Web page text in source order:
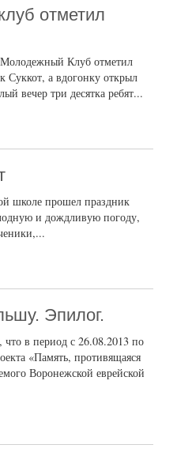
отметил
Молодежный Клуб отметил
Суккот, а вдогонку открыл
вечер три десятка ребят...
школе прошел праздник
и дождливую погоду,
Эпилог.
что в период с 26.08.2013 по
«Память, противящаяся
Воронежской еврейской